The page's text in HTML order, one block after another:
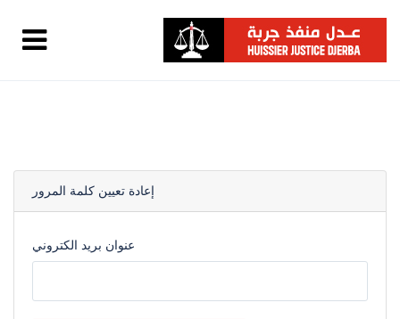
إعادة تعيين كلمة المرور
عنوان بريد الكتروني